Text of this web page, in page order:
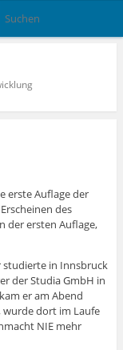
erste Auflage der
des
der ersten Auflage,
studierte in Innsbruck
der Studia GmbH in
er am Abend
wurde dort im Laufe
NIE mehr